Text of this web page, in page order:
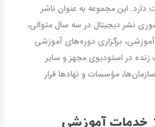
دارد. این مجموعه به عنوان ناشر
نشر دیجیتال در سه سال متوالی،
برگزاری دوره‌های آموزشی
در استودیوی مجهز و سایر
مؤسسات و نهادها قرار